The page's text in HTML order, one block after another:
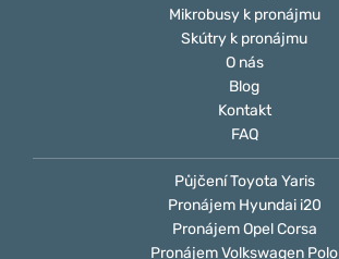
Mikrobusy k pronájmu
Skútry k pronájmu
O nás
Blog
Kontakt
FAQ
Půjčení Toyota Yaris
Pronájem Hyundai i20
Pronájem Opel Corsa
Pronájem Volkswagen Polo